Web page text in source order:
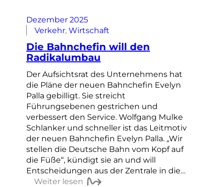
Dezember 2025
Verkehr, Wirtschaft
Die Bahnchefin will den
Radikalumbau
Der Aufsichtsrat des Unternehmens hat
die Pläne der neuen Bahnchefin Evelyn
Palla gebilligt. Sie streicht
Führungsebenen gestrichen und
verbessert den Service. Wolfgang Mulke
Schlanker und schneller ist das Leitmotiv
der neuen Bahnchefin Evelyn Palla. „Wir
stellen die Deutsche Bahn vom Kopf auf
die Füße“, kündigt sie an und will
Entscheidungen aus der Zentrale in die…
Weiter lesen